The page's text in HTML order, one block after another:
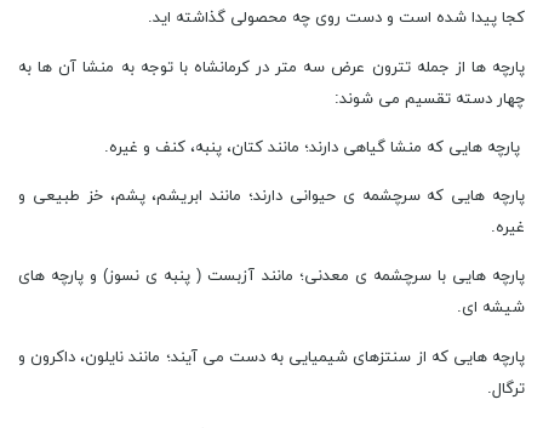
کجا پیدا شده است و دست روی چه محصولی گذاشته اید.
پارچه ‌ها از جمله تترون عرض سه متر در کرمانشاه با توجه به منشا آن ‌ها به
چهار دسته تقسیم می ‌شوند:
پارچه هایی که منشا گیاهی دارند؛ مانند کتان، پنبه، کنف و غیره.
پارچه ‌هایی که سرچشمه ‌ی حیوانی دارند؛ مانند ابریشم، پشم، خز طبیعی و
غیره.
پارچه ‌هایی با سرچشمه ی معدنی؛ مانند آزبست ( پنبه ی نسوز) و پارچه ‌های
شیشه ‌ای.
پارچه ‌هایی که از سنتزهای شیمیایی به دست می ‌آیند؛ مانند نایلون، داکرون و
ترگال.